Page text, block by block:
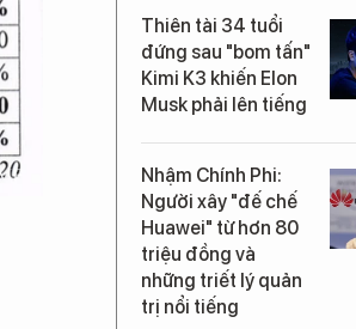
Thiên tài 34 tuổi
đứng sau "bom tấn"
Kimi K3 khiến Elon
Musk phải lên tiếng
Nhậm Chính Phi:
Người xây "đế chế
Huawei" từ hơn 80
triệu đồng và
những triết lý quản
trị nổi tiếng